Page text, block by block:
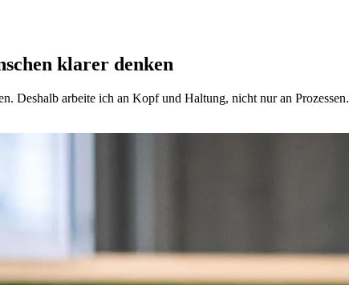
klarer denken
Deshalb arbeite ich an Kopf und Haltung, nicht nur an Prozessen.